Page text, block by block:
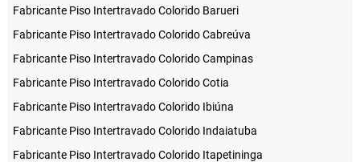
Fabricante Piso Intertravado Colorido Barueri
Fabricante Piso Intertravado Colorido Cabreúva
Fabricante Piso Intertravado Colorido Campinas
Fabricante Piso Intertravado Colorido Cotia
Fabricante Piso Intertravado Colorido Ibiúna
Fabricante Piso Intertravado Colorido Indaiatuba
Fabricante Piso Intertravado Colorido Itapetininga